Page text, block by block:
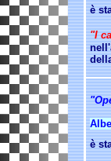
è
"I
è